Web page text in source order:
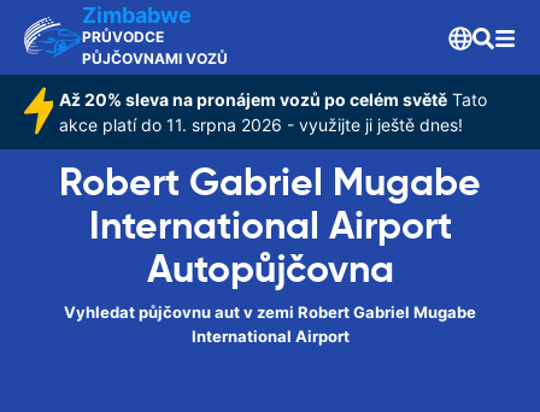
Zimbabwe
PRŮVODCE
PŮJČOVNAMI VOZŮ
Až 20% sleva na pronájem vozů po celém světě Tato
akce platí do 11. srpna 2026 - využijte ji ještě dnes!
Robert Gabriel Mugabe
International Airport
Autopůjčovna
Vyhledat půjčovnu aut v zemi Robert Gabriel Mugabe
International Airport